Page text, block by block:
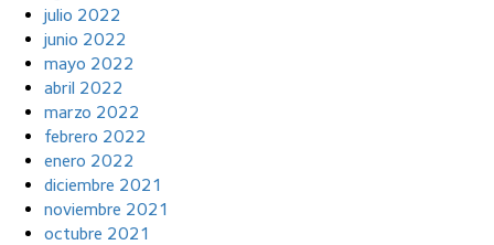
julio 2022
junio 2022
mayo 2022
abril 2022
marzo 2022
febrero 2022
enero 2022
diciembre 2021
noviembre 2021
octubre 2021